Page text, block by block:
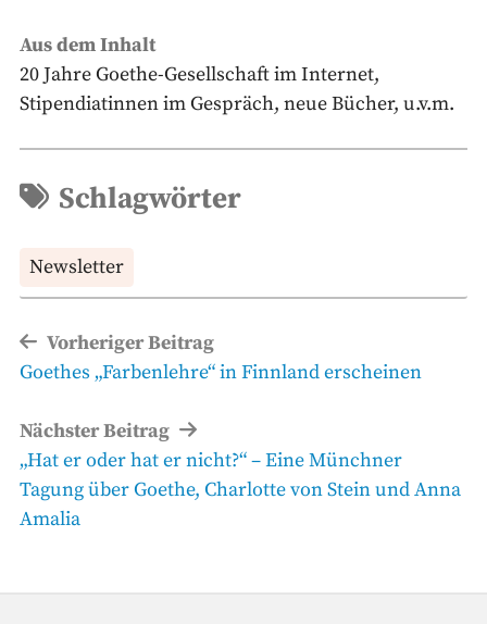
Aus dem Inhalt
20 Jahre Goethe-Gesellschaft im Internet,
Stipendiatinnen im Gespräch, neue Bücher, u.v.m.
Schlagwörter
Newsletter
Beitragsnavigation
Vorheriger Beitrag
Vorheriger
Goethes „Farbenlehre“ in Finnland erscheinen
Nächster Beitrag
Nächster
Beitrag
„Hat er oder hat er nicht?“ – Eine Münchner
Tagung über Goethe, Charlotte von Stein und Anna
Amalia